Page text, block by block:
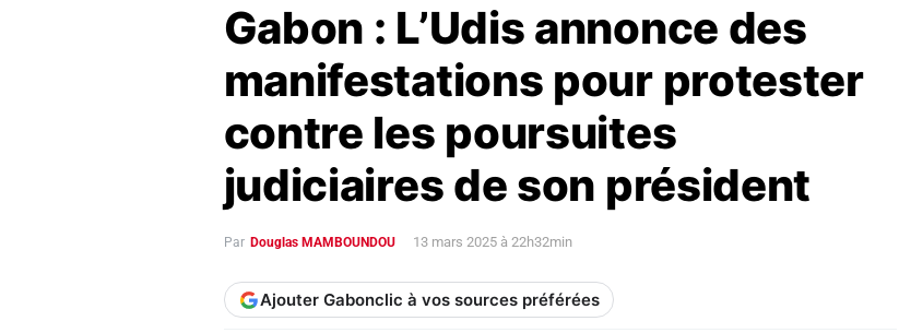
Gabon : L’Udis annonce des
manifestations pour protester
contre les poursuites
judiciaires de son président
Par Douglas MAMBOUNDOU 13 mars 2025 à 22h32min
Ajouter Gabonclic à vos sources préférées